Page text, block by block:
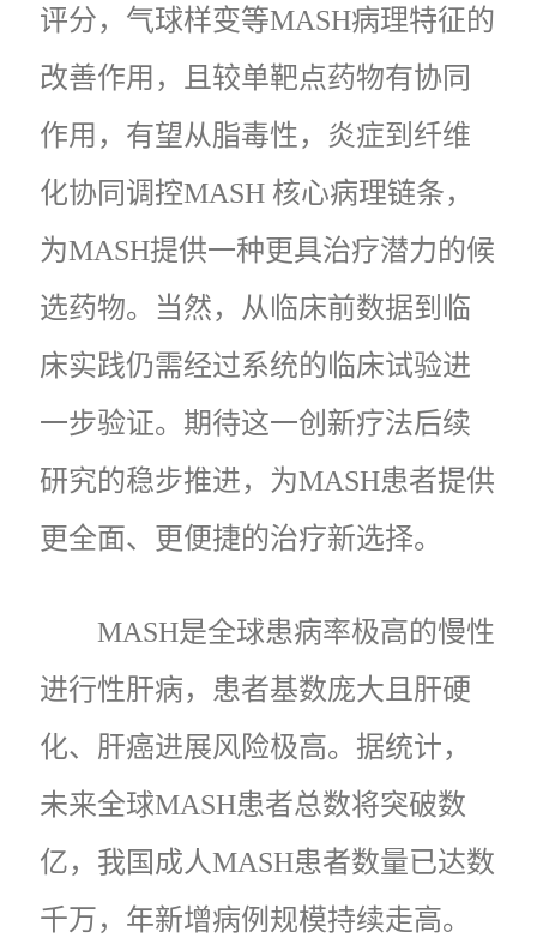
评分，气球样变等MASH病理特征的
改善作用，且较单靶点药物有协同
作用，有望从脂毒性，炎症到纤维
化协同调控MASH 核心病理链条，
为MASH提供一种更具治疗潜力的候
选药物。当然，从临床前数据到临
床实践仍需经过系统的临床试验进
一步验证。期待这一创新疗法后续
研究的稳步推进，为MASH患者提供
更全面、更便捷的治疗新选择。
MASH是全球患病率极高的慢性
进行性肝病，患者基数庞大且肝硬
化、肝癌进展风险极高。据统计，
未来全球MASH患者总数将突破数
亿，我国成人MASH患者数量已达数
千万，年新增病例规模持续走高。